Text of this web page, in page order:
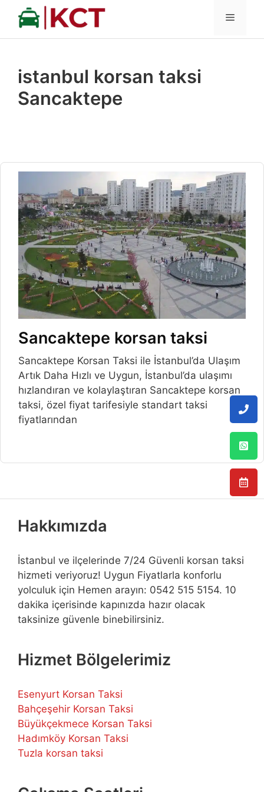
İçeriğe
MENÜ
istanbul korsan taksi
Sancaktepe
Sancaktepe korsan taksi
Sancaktepe Korsan Taksi ile İstanbul’da Ulaşım
Artık Daha Hızlı ve Uygun, İstanbul’da ulaşımı
hızlandıran ve kolaylaştıran Sancaktepe korsan
taksi, özel fiyat tarifesiyle standart taksi
fiyatlarından
Hakkımızda
İstanbul ve ilçelerinde 7/24 Güvenli korsan taksi
hizmeti veriyoruz! Uygun Fiyatlarla konforlu
yolculuk için Hemen arayın: 0542 515 5154. 10
dakika içerisinde kapınızda hazır olacak
taksinize güvenle binebilirsiniz.
Hizmet Bölgelerimiz
Esenyurt Korsan Taksi
Bahçeşehir Korsan Taksi
Büyükçekmece Korsan Taksi
Hadımköy Korsan Taksi
Tuzla korsan taksi